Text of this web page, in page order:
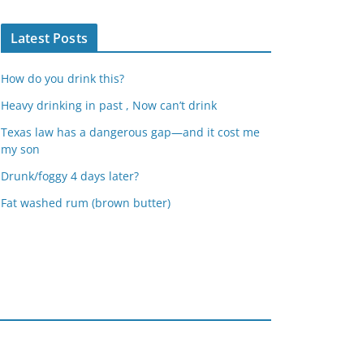
Latest Posts
How do you drink this?
Heavy drinking in past , Now can’t drink
Texas law has a dangerous gap—and it cost me
my son
Drunk/foggy 4 days later?
Fat washed rum (brown butter)